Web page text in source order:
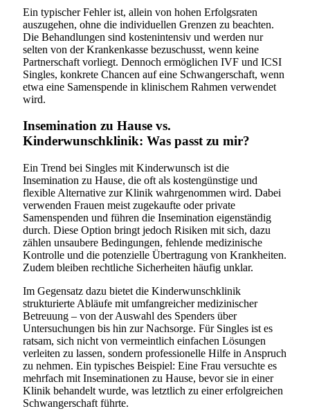
Ein typischer Fehler ist, allein von hohen Erfolgsraten
auszugehen, ohne die individuellen Grenzen zu beachten.
Die Behandlungen sind kostenintensiv und werden nur
selten von der Krankenkasse bezuschusst, wenn keine
Partnerschaft vorliegt. Dennoch ermöglichen IVF und ICSI
Singles, konkrete Chancen auf eine Schwangerschaft, wenn
etwa eine Samenspende in klinischem Rahmen verwendet
wird.
Insemination zu Hause vs.
Kinderwunschklinik: Was passt zu mir?
Ein Trend bei Singles mit Kinderwunsch ist die
Insemination zu Hause, die oft als kostengünstige und
flexible Alternative zur Klinik wahrgenommen wird. Dabei
verwenden Frauen meist zugekaufte oder private
Samenspenden und führen die Insemination eigenständig
durch. Diese Option bringt jedoch Risiken mit sich, dazu
zählen unsaubere Bedingungen, fehlende medizinische
Kontrolle und die potenzielle Übertragung von Krankheiten.
Zudem bleiben rechtliche Sicherheiten häufig unklar.
Im Gegensatz dazu bietet die Kinderwunschklinik
strukturierte Abläufe mit umfangreicher medizinischer
Betreuung – von der Auswahl des Spenders über
Untersuchungen bis hin zur Nachsorge. Für Singles ist es
ratsam, sich nicht von vermeintlich einfachen Lösungen
verleiten zu lassen, sondern professionelle Hilfe in Anspruch
zu nehmen. Ein typisches Beispiel: Eine Frau versuchte es
mehrfach mit Inseminationen zu Hause, bevor sie in einer
Klinik behandelt wurde, was letztlich zu einer erfolgreichen
Schwangerschaft führte.